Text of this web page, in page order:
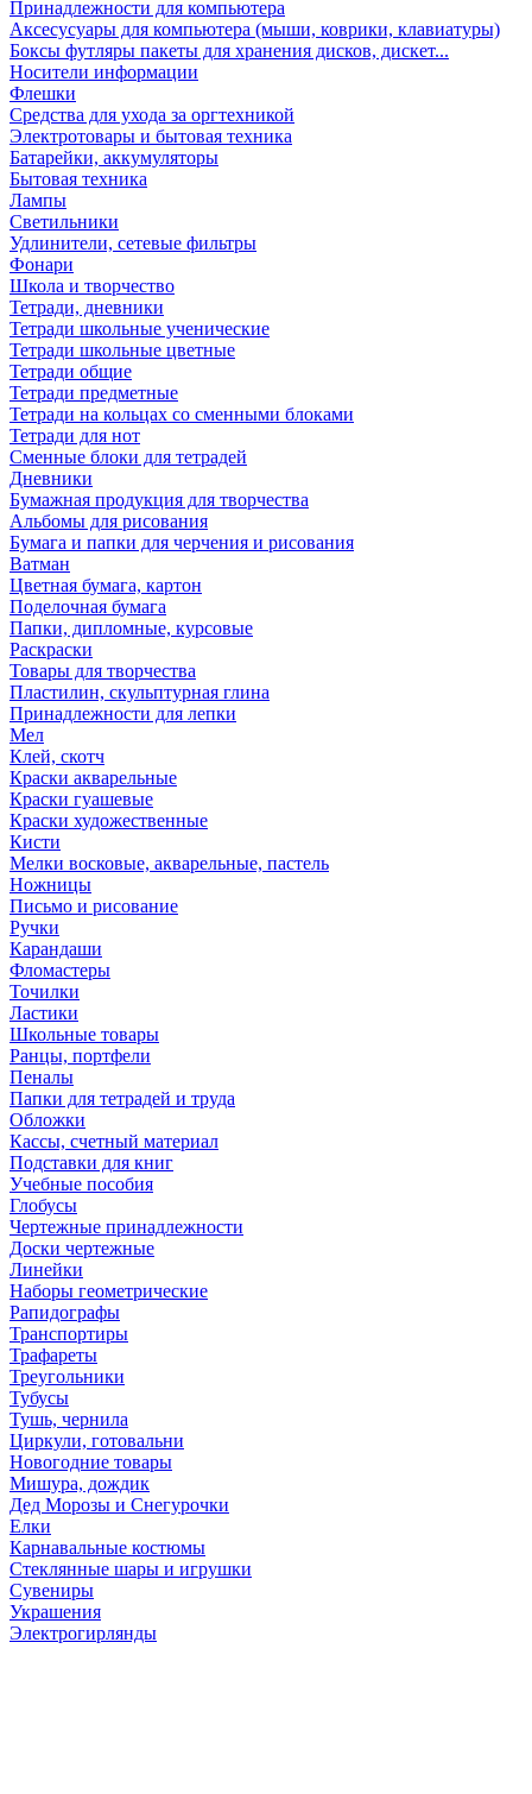
Принадлежности для компьютера
Аксесусуары для компьютера (мыши, коврики, клавиатуры)
Боксы футляры пакеты для хранения дисков, дискет...
Носители информации
Флешки
Средства для ухода за оргтехникой
Электротовары и бытовая техника
Батарейки, аккумуляторы
Бытовая техника
Лампы
Светильники
Удлинители, сетевые фильтры
Фонари
Школа и творчество
Тетради, дневники
Тетради школьные ученические
Тетради школьные цветные
Тетради общие
Тетради предметные
Тетради на кольцах со сменными блоками
Тетради для нот
Сменные блоки для тетрадей
Дневники
Бумажная продукция для творчества
Альбомы для рисования
Бумага и папки для черчения и рисования
Ватман
Цветная бумага, картон
Поделочная бумага
Папки, дипломные, курсовые
Раскраски
Товары для творчества
Пластилин, скульптурная глина
Принадлежности для лепки
Мел
Клей, скотч
Краски акварельные
Краски гуашевые
Краски художественные
Кисти
Мелки восковые, акварельные, пастель
Ножницы
Письмо и рисование
Ручки
Карандаши
Фломастеры
Точилки
Ластики
Школьные товары
Ранцы, портфели
Пеналы
Папки для тетрадей и труда
Обложки
Кассы, счетный материал
Подставки для книг
Учебные пособия
Глобусы
Чертежные принадлежности
Доски чертежные
Линейки
Наборы геометрические
Рапидографы
Транспортиры
Трафареты
Треугольники
Тубусы
Тушь, чернила
Циркули, готовальни
Новогодние товары
Мишура, дождик
Дед Морозы и Снегурочки
Елки
Карнавальные костюмы
Стеклянные шары и игрушки
Сувениры
Украшения
Электрогирлянды